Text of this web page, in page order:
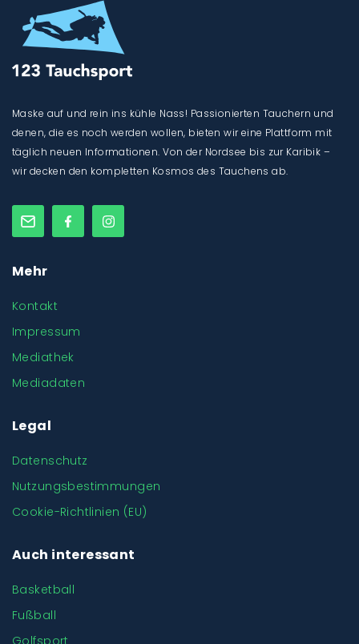
Maske auf und rein ins kühle Nass! Passionierten Tauchern und
denen, die es noch werden wollen, bieten wir eine Plattform mit
täglich neuen Informationen. Von der Nordsee bis zur Karibik –
wir decken den kompletten Kosmos des Tauchens ab.
Mehr
Kontakt
Impressum
Mediathek
Mediadaten
Legal
Datenschutz
Nutzungsbestimmungen
Cookie-Richtlinien (EU)
Auch interessant
Basketball
Fußball
Golfsport